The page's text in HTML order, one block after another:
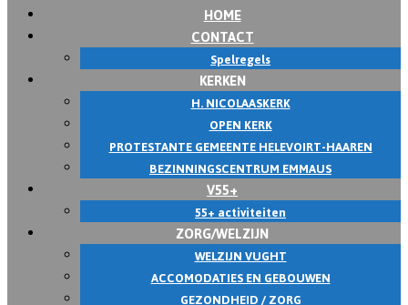
HOME
CONTACT
Spelregels
KERKEN
H. NICOLAASKERK
OPEN KERK
PROTESTANTE GEMEENTE HELEVOIRT-HAAREN
BEZINNINGSCENTRUM EMMAUS
V55+
55+ activiteiten
ZORG/WELZIJN
WELZIJN VUGHT
ACCOMODATIES EN GEBOUWEN
GEZONDHEID / ZORG